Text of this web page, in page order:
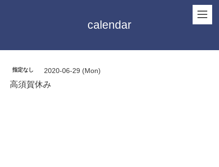
calendar
指定なし 2020-06-29 (Mon)
高須賀休み